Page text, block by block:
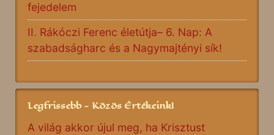
fejedelem
II. Rákóczi Ferenc életútja– 6. Nap: A
szabadságharc és a Nagymajtényi sík!
Legfrissebb - Közös Értékeink!
A világ akkor újul meg, ha Krisztust